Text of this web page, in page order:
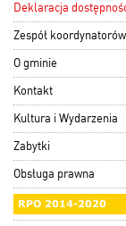
Deklaracja
Zespół
O gminie
Kontakt
Kultura i Wydarzenia
Zabytki
Obsługa prawna